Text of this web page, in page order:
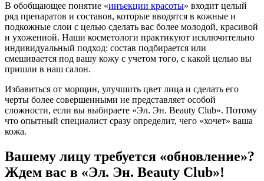
В обобщающее понятие «инъекции красоты» входит целый
ряд препаратов и составов, которые вводятся в кожные и
подкожные слои с целью сделать вас более молодой, красивой
и ухоженной. Наши косметологи практикуют исключительно
индивидуальный подход: состав подбирается или
смешивается под вашу кожу с учетом того, с какой целью вы
пришли в наш салон.
Избавиться от морщин, улучшить цвет лица и сделать его
черты более совершенными не представляет особой
сложности, если вы выбираете «Эл. Эн. Beauty Club». Потому
что опытный специалист сразу определит, чего «хочет» ваша
кожа.
Вашему лицу требуется «обновление»?
Ждем вас в «Эл. Эн. Beauty Club»!